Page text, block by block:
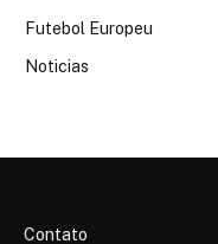
Futebol Europeu
Noticias
Contato